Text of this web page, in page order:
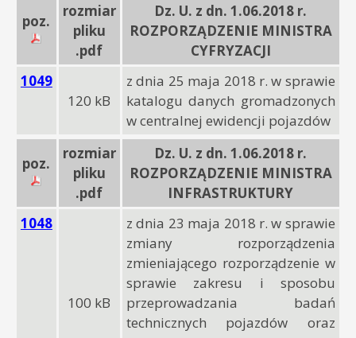
poz.
rozmiar
pliku
.pdf
Dz. U. z dn. 1.06.2018 r.
ROZPORZĄDZENIE MINISTRA
CYFRYZACJI
1049
120 kB
z dnia 25 maja 2018 r. w sprawie
katalogu danych gromadzonych
w centralnej ewidencji pojazdów
poz.
rozmiar
pliku
.pdf
Dz. U. z dn. 1.06.2018 r.
ROZPORZĄDZENIE MINISTRA
INFRASTRUKTURY
1048
100 kB
z dnia 23 maja 2018 r. w sprawie
zmiany rozporządzenia
zmieniającego rozporządzenie w
sprawie zakresu i sposobu
przeprowadzania badań
technicznych pojazdów oraz